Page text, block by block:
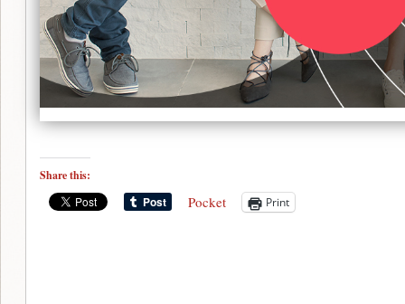
Share this:
Pocket Print